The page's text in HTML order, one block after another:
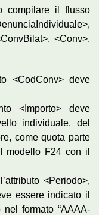
compilare il flusso
<Conv>,
<CodConv> deve
<Importo> deve
individuale, del
come quota parte
modello F24 con il
<Periodo>,
essere indicato il
formato “AAAA-